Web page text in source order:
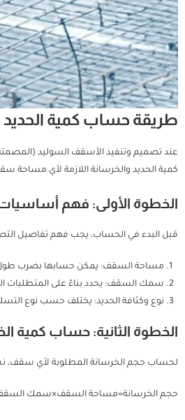
طريقة حساب كمية
عند تصميم وتنفيذ الأسقف السوليد
كمية الحديد والخرسانة اللازمة لأي
الخطوة الأولى: فهم
قبل البدء في الحساب، يجب فهم تفاصيل
مساحة السقف: يمكن حسابها بضرب
سمك السقف: يحدد بناءً على المتطلبات الهندسية، وغالبًا ما
نوع وكثافة الحديد: يختلف حسب نوع التسليح
الخطوة الثانية: حساب كمية
لحساب حجم الخرسانة المطلوبة لأي سقف،
حجم الخرسانة=مساحة السقف×سمك